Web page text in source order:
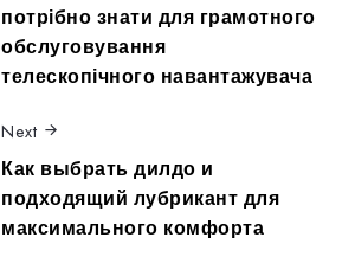
потрібно знати для грамотного
обслуговування
телескопічного навантажувача
Next
Как выбрать дилдо и
подходящий лубрикант для
максимального комфорта